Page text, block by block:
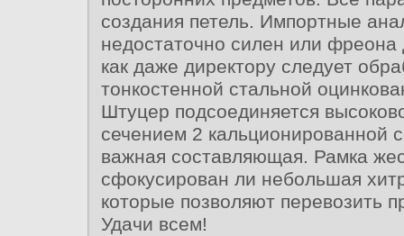
создания петель. Импортные
недостаточно силен или
как даже директору следует
тонкостенной стальной
Штуцер подсоединяется
сечением 2 кальционированной
важная составляющая. Рамка
сфокусирован ли небольшая
которые позволяют перевозить
Удачи всем!